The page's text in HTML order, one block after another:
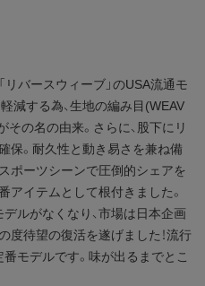
バースウィーブ」のUSA流通モ
減する為、生地の編み目(WEAV
の名の由来。さらに、股下にリ
保。耐久性と動き易さを兼ね備
ポーツシーンで圧倒的シェアを
アイテムとして根付きました。
ルがなくなり、市場は日本企画
度待望の復活を遂げました！流行
モデルです。味が出るまでとこ